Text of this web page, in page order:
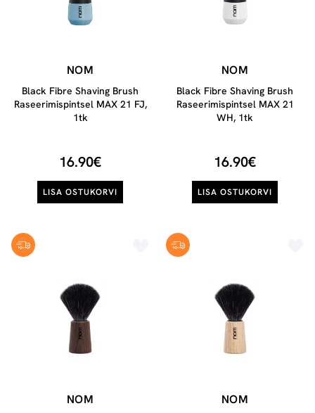
NOM
Black Fibre Shaving Brush
Raseerimispintsel MAX 21 FJ,
1tk
16.90€
LISA OSTUKORVI
NOM
Black Fibre Shaving Brush
Raseerimispintsel MAX 21
WH, 1tk
16.90€
LISA OSTUKORVI
NOM NOM